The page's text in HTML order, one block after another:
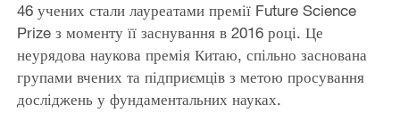
46 учених стали лауреатами премії Future Science
Prize з моменту її заснування в 2016 році. Це
неурядова наукова премія Китаю, спільно заснована
групами вчених та підприємців з метою просування
досліджень у фундаментальних науках.